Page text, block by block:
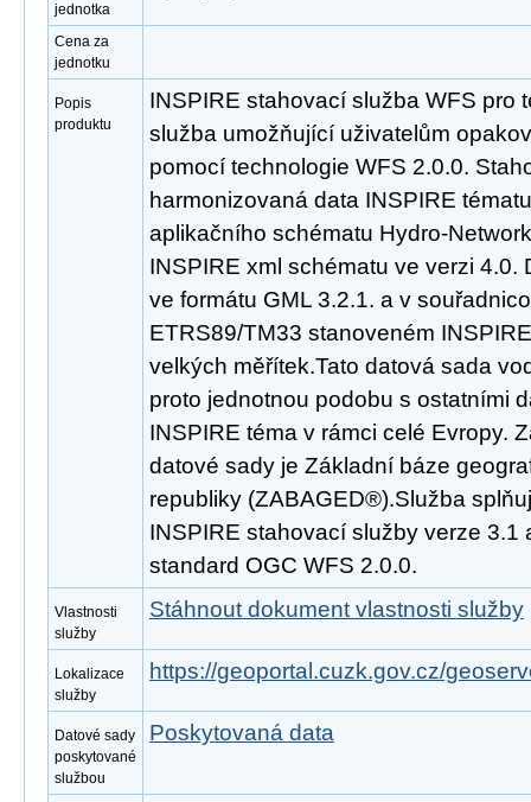
jednotka
Cena za
jednotku
Popis
produktu
INSPIRE stahovací služba WFS pro
služba umožňující uživatelům
pomocí technologie WFS 2.0.0.
harmonizovaná data INSPIRE
aplikačního schématu Hydro-
INSPIRE xml schématu ve verzi 4.0.
ve formátu GML 3.2.1. a v
ETRS89/TM33 stanoveném
velkých měřítek.Tato datová sada
proto jednotnou podobu s ostatními
INSPIRE téma v rámci celé Evropy.
datové sady je Základní báze
republiky (ZABAGED®).Služba
INSPIRE stahovací služby verze 3.1
standard OGC WFS 2.0.0.
Vlastnosti
služby
Stáhnout dokument vlastnosti služby
Lokalizace
služby
https://geoportal.cuzk.gov.cz/
Datové sady
poskytované
službou
Poskytovaná data